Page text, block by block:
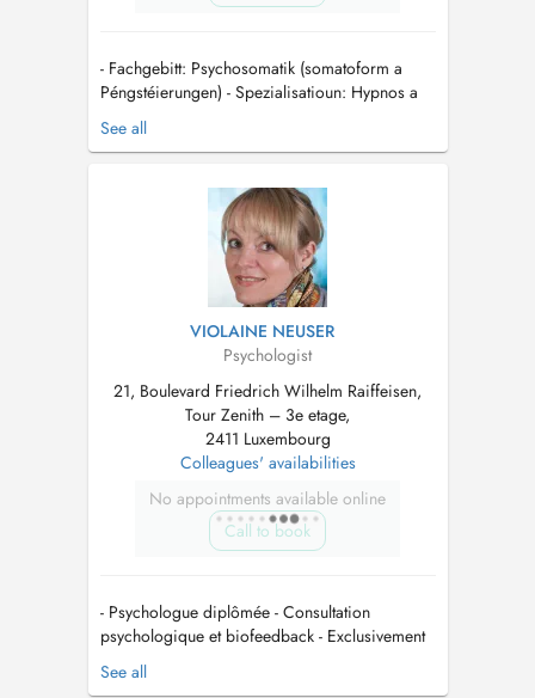
- Fachgebitt: Psychosomatik (somatoform a
Péngstéierungen) - Spezialisatioun: Hypnos a
Bio-/Neurofeedback - Nëmmen op Rezept (Info
op: cns.public.lu) - Nëmme fir Erwuessener
Ofsprooch - Keng gläichzäiteg Behandlung vu
Familljememberen - Keng Noutfall- od...
See all
VIOLAINE NEUSER
Psychologist
21, Boulevard Friedrich Wilhelm Raiffeisen,
Tour Zenith – 3e etage,
2411 Luxembourg
Colleagues' availabilities
No appointments available online
Call to book
- Psychologue diplômée - Consultation
psychologique et biofeedback - Exclusivement
pour personnes adultes (> 18 ans) -
Uniquement sur rendez-vous - Honoraire: 120 /
See all